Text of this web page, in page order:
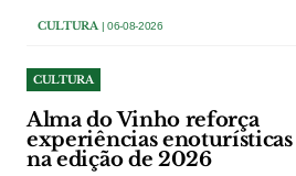
CULTURA | 06-08-2026
CULTURA
Alma do Vinho reforça
experiências enoturísticas
na edição de 2026